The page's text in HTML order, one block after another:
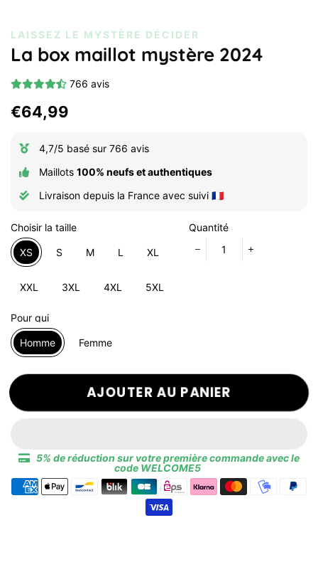
LAISSEZ LE MYSTÈRE DÉCIDER
La box maillot mystère 2024
766 avis
€64,99
4,7/5 basé sur 766 avis
Maillots 100% neufs et authentiques
Livraison depuis la France avec suivi 🇫🇷
Choisir la taille
XS S M L XL
XXL 3XL 4XL 5XL
Pour qui
Homme Femme
Quantité
AJOUTER AU PANIER
5% de réduction sur votre première commande avec le
code WELCOME5
Moyens
paiement